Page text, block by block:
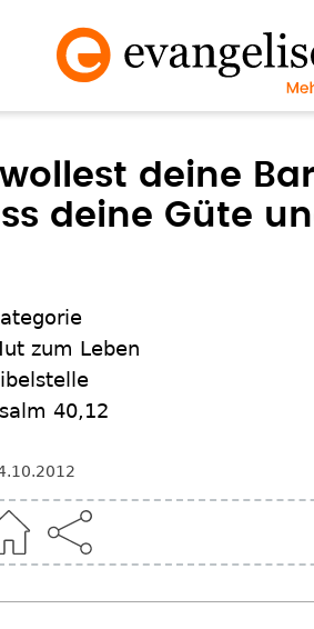
wollest deine
deine Güte
zum Leben
40,12